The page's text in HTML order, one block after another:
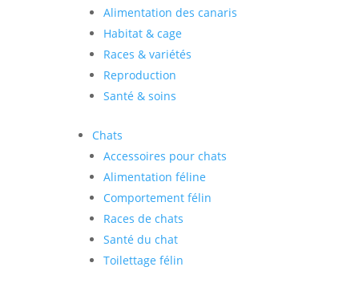
Alimentation des canaris
Habitat & cage
Races & variétés
Reproduction
Santé & soins
Chats
Accessoires pour chats
Alimentation féline
Comportement félin
Races de chats
Santé du chat
Toilettage félin